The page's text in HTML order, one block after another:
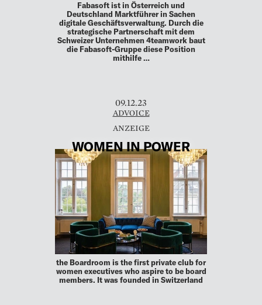
Fabasoft ist in Österreich und
Deutschland Marktführer in Sachen
digitale Geschäftsverwaltung. Durch die
strategische Partnerschaft mit dem
Schweizer Unternehmen 4teamwork baut
die Fabasoft-Gruppe diese Position
mithilfe …
09.12.23
ADVOICE
WOMEN IN POWER
the Boardroom is the first private club for
women executives who aspire to be board
members. It was founded in Switzerland